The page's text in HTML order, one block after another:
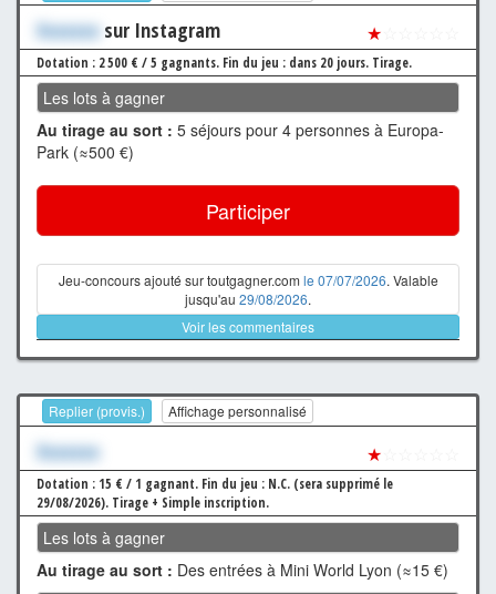
Xxxxxxx sur Instagram ★
Dotation : 2 500 € / 5 gagnants. Fin du jeu : dans 20 jours. Tirage.
Les lots à gagner
Au tirage au sort : 5 séjours pour 4 personnes à Europa-
Park (≈500 €)
Participer
Jeu-concours ajouté sur toutgagner.com le 07/07/2026. Valable
jusqu'au 29/08/2026.
Voir les commentaires
Replier (provis.) Affichage personnalisé
Xxxxxxx ★
Dotation : 15 € / 1 gagnant. Fin du jeu : N.C. (sera supprimé le
29/08/2026). Tirage + Simple inscription.
Les lots à gagner
Au tirage au sort : Des entrées à Mini World Lyon (≈15 €)